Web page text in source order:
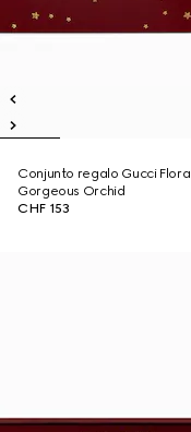
Conjunto regalo Gucci Flora
Gorgeous Orchid
CHF 153